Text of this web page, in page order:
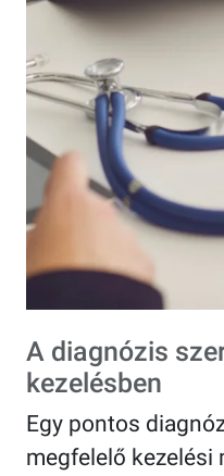
A diagnózis
kezelésben
Egy pontos
megfelelő kezelési